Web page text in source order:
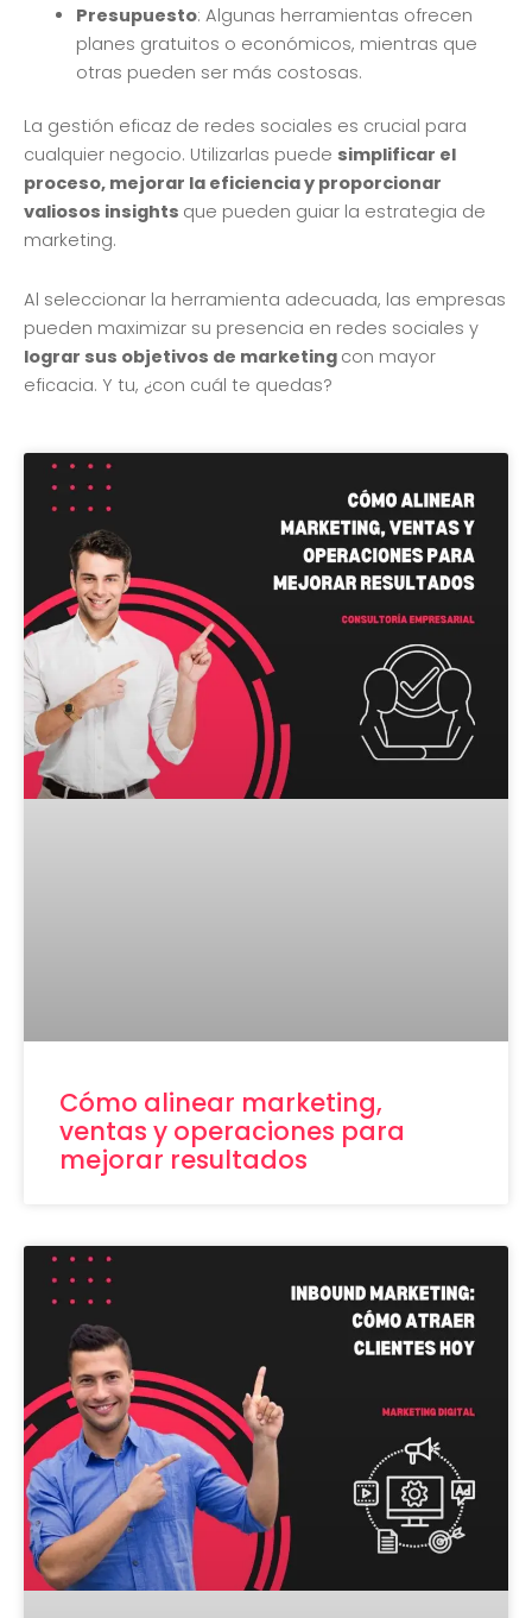
Presupuesto: Algunas herramientas ofrecen
planes gratuitos o económicos, mientras que
otras pueden ser más costosas.
La gestión eficaz de redes sociales es crucial para
cualquier negocio. Utilizarlas puede simplificar el
proceso, mejorar la eficiencia y proporcionar
valiosos insights que pueden guiar la estrategia de
marketing.
Al seleccionar la herramienta adecuada, las empresas
pueden maximizar su presencia en redes sociales y
lograr sus objetivos de marketing con mayor
eficacia. Y tu, ¿con cuál te quedas?
Cómo alinear marketing,
ventas y operaciones para
mejorar resultados